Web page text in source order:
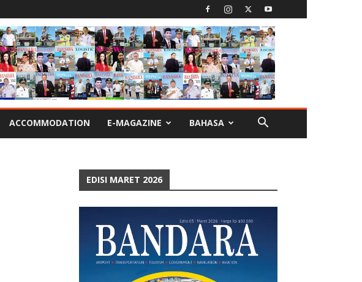
ACCOMMODATION E-MAGAZINE BAHASA
EDISI MARET 2026